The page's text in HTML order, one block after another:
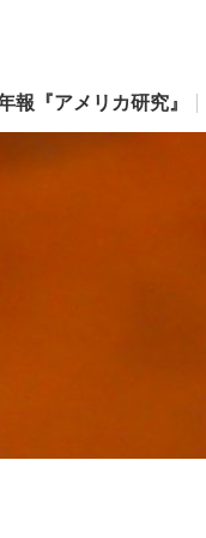
報『アメリカ研究』